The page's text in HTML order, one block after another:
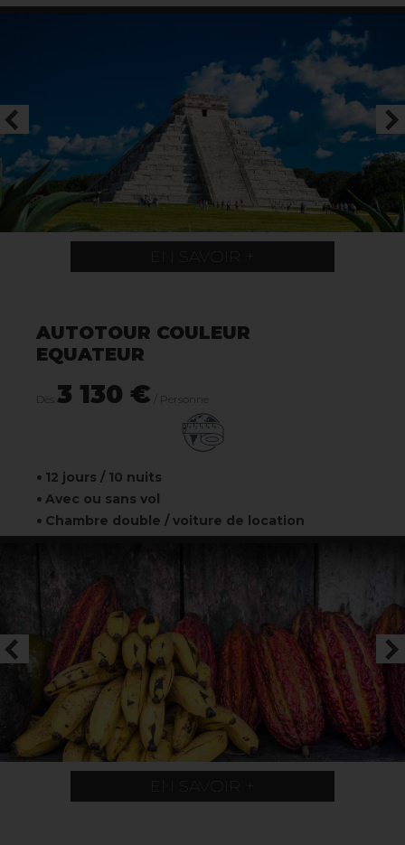
EN SAVOIR +
AUTOTOUR COULEUR
EQUATEUR
Dès 3 130 € / Personne
12 jours / 10 nuits
Avec ou sans vol
Chambre double / voiture de location
EN SAVOIR +